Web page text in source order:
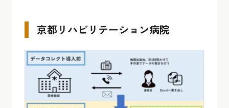
京都リハビリテーション病院